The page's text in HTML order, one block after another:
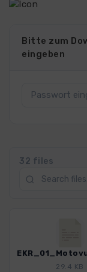
Bitte zum
eingeben
32 files
29.4 KB